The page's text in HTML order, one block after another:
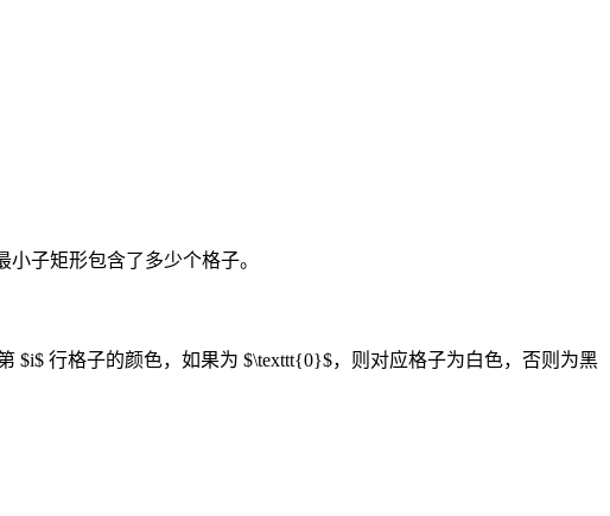
子矩形包含了多少个格子。
$i$ 行格子的颜色，如果为 $\texttt{0}$，则对应格子为白色，否则为黑